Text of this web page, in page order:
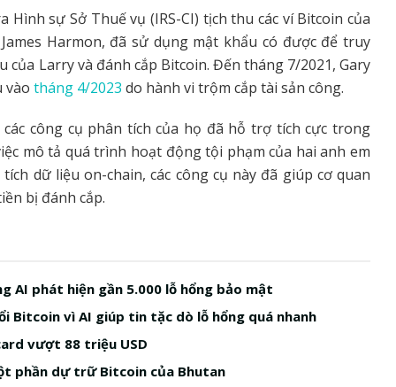
Hình sự Sở Thuế vụ (IRS-CI) tịch thu các ví Bitcoin của
Harmon, đã sử dụng mật khẩu có được để truy
của Larry và đánh cắp Bitcoin. Đến tháng 7/2021, Gary
vào tháng 4/2023 do hành vi trộm cắp tài sản công.
các công cụ phân tích của họ đã hỗ trợ tích cực trong
mô tả quá trình hoạt động tội phạm của hai anh em
dữ liệu on-chain, các công cụ này đã giúp cơ quan
bị đánh cắp.
AI phát hiện gần 5.000 lỗ hổng bảo mật
Bitcoin vì AI giúp tin tặc dò lỗ hổng quá nhanh
vượt 88 triệu USD
phần dự trữ Bitcoin của Bhutan